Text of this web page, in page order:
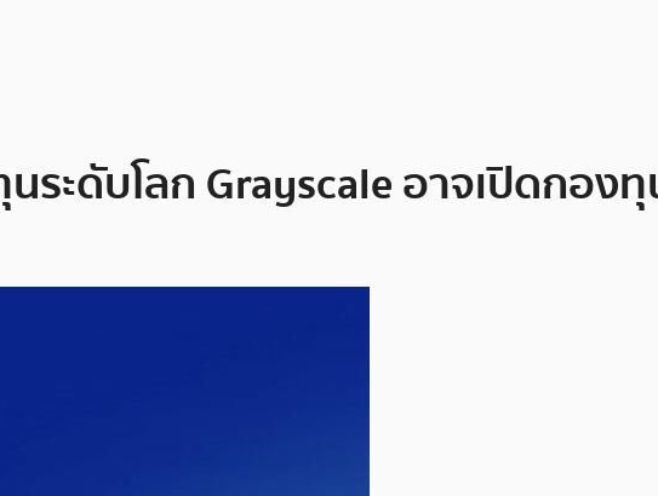
ะดับโลก Grayscale อาจเปิดกอง